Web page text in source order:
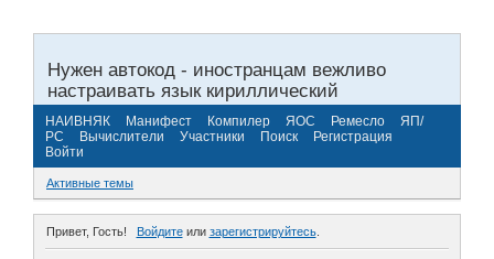
Нужен автокод - иностранцам вежливо
настраивать язык кириллический
НАИВНЯК Манифест Компилер ЯОС Ремесло
ЯП/
РС
Вычислители Участники Поиск
Регистрация
Войти
Активные темы
Привет, Гость! Войдитеили зарегистрируйтесь.